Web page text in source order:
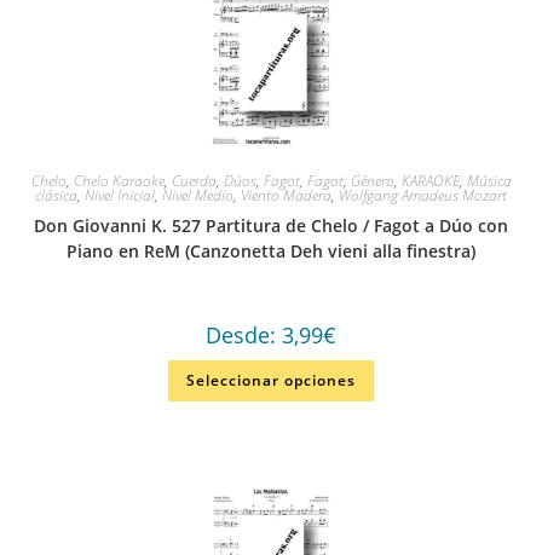
Chelo, Chelo Karaoke, Cuerda, Dúos, Fagot, Fagot, Género, KARAOKE, Música
clásica, Nivel Inicial, Nivel Medio, Viento Madera, Wolfgang Amadeus Mozart
Don Giovanni K. 527 Partitura de Chelo / Fagot a Dúo con
Piano en ReM (Canzonetta Deh vieni alla finestra)
Desde: 3,99€
Seleccionar opciones